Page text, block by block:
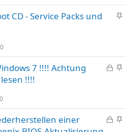
t
p
iA
p
i
CD - Service Packs und
G
e
r
A
p
i
7 !!!! Achtung
!!!!
G A
einer